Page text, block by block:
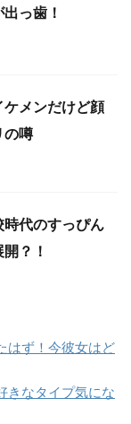
っ歯！
メンだけど顔
の噂
代のすっぴん
？！
はず！今彼女はど
きなタイプ気にな